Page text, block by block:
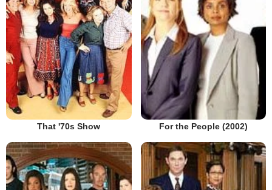
That '70s Show For the People (2002)